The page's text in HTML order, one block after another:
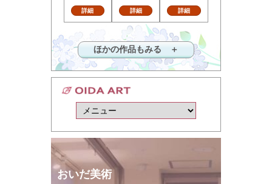
詳細 詳細 詳細
ほかの作品もみる ＋
おいだ美術